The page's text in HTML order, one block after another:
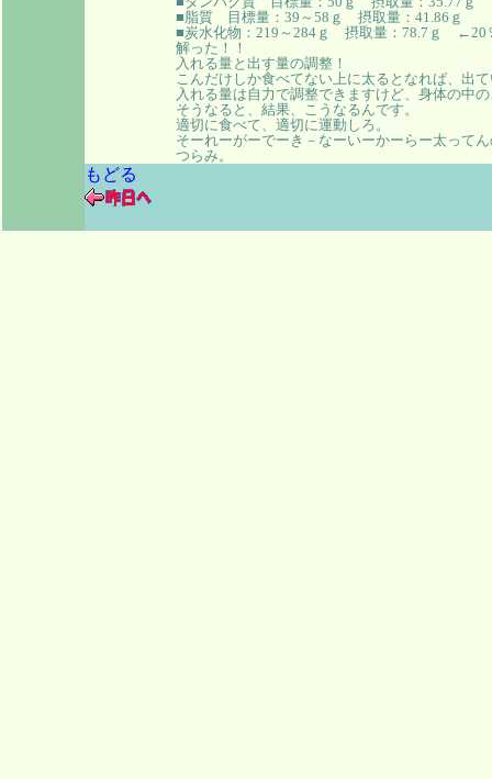
■脂質 目標量：39～58ｇ 摂取量：41.86ｇ
■炭水化物：219～284ｇ 摂取量：78.7ｇ ←20
解った！！
入れる量と出す量の調整！
こんだけしか食べてない上に太るとなれば、出
入れる量は自力で調整できますけど、身体の中
そうなると、結果、こうなるんです。
適切に食べて、適切に運動しろ。
そーれーがーでーき－なーいーかーらー太って
つらみ。
もどる